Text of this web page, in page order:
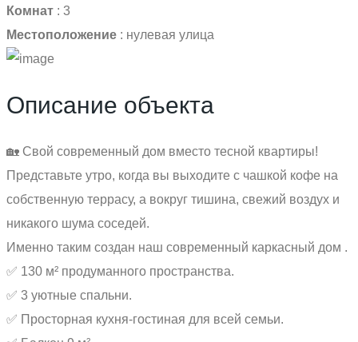
Комнат : 3
Местоположение : нулевая улица
Описание объекта
🏡 Свой современный дом вместо тесной квартиры!
Представьте утро, когда вы выходите с чашкой кофе на
собственную террасу, а вокруг тишина, свежий воздух и
никакого шума соседей.
Именно таким создан наш современный каркасный дом .
✅ 130 м² продуманного пространства.
✅ 3 уютные спальни.
✅ Просторная кухня-гостиная для всей семьи.